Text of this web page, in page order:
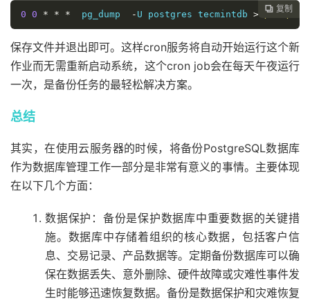
 复制
0 0 * * *
  pg_dump
- U postgres tecmintdb > /srv/
保存文件并退出即可。这样cron服务将自动开始运行这个新
作业而无需重新启动系统，这个cron job会在每天午夜运行
一次，是备份任务的最轻松解决方案。
总结
其实，在使用云服务器的时候，将备份PostgreSQL数据库
作为数据库管理工作一部分是非常有意义的事情。主要体现
在以下几个方面：
数据保护：备份是保护数据库中重要数据的关键措
施。数据库中存储着组织的核心数据，包括客户信
息、交易记录、产品数据等。定期备份数据库可以确
保在数据丢失、意外删除、硬件故障或灾难性事件发
生时能够迅速恢复数据。备份是数据保护和灾难恢复